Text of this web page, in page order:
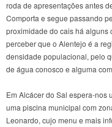
roda de apresentações antes
Comporta e segue passando
proximidade do cais há alguns
perceber que o Alentejo é a
densidade populacional, pelo
de água conosco e alguma
Em Alcácer do Sal espera-nos
uma piscina municipal com
Leonardo, cujo menu e mais